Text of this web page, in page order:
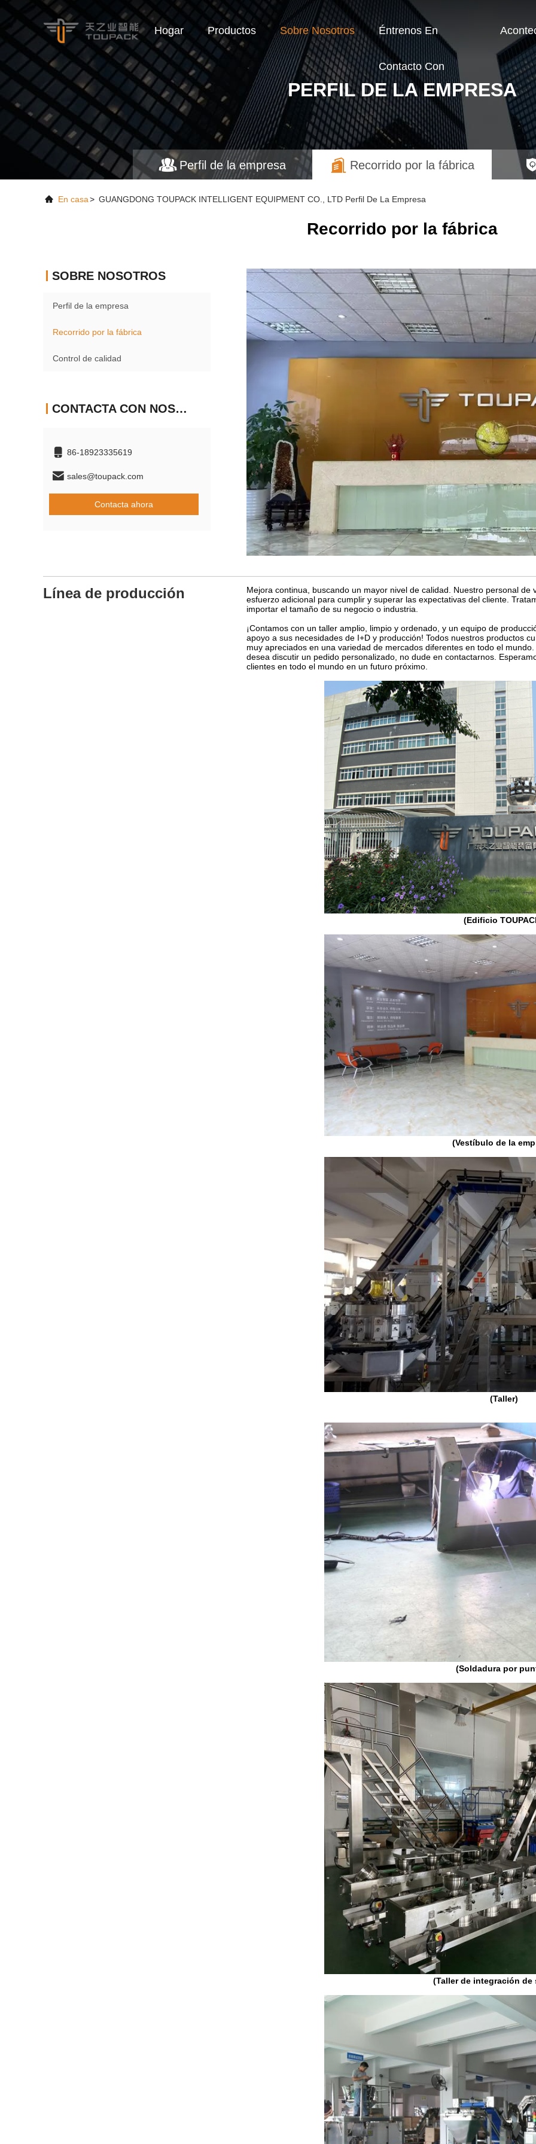
Hogar Productos Sobre Nosotros Éntrenos En
Contacto Con
PERFIL DE LA EMPRESA
Perfil de la empresa Recorrido por la fábrica
En casa> GUANGDONG TOUPACK INTELLIGENT EQUIPMENT CO., LTD Perfil De La Empresa
Recorrido por la fábrica
SOBRE NOSOTROS
Perfil de la empresa
Recorrido por la fábrica
Control de calidad
CONTACTA CON NOSOTROS
86-18923335619
sales@toupack.com
Contacta ahora
Línea de producción
Mejora continua, buscando un mayor nivel de calidad. Nuestro personal
esfuerzo adicional para cumplir y superar las expectativas del cliente.
importar el tamaño de su negocio o industria.
¡Contamos con un taller amplio, limpio y ordenado, y un equipo de
apoyo a sus necesidades de I+D y producción! Todos nuestros productos
muy apreciados en una variedad de mercados diferentes en todo el
desea discutir un pedido personalizado, no dude en contactarnos.
clientes en todo el mundo en un futuro próximo.
(Edificio
(Vestíbulo de la
(Taller)
(Soldadura por
(Taller de integración de